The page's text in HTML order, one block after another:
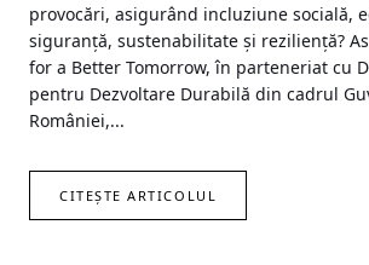
provocări, asigurând incluziune socială,
siguranță, sustenabilitate și reziliență?
for a Better Tomorrow, în parteneriat cu
pentru Dezvoltare Durabilă din cadrul
României,...
CITEȘTE ARTICOLUL